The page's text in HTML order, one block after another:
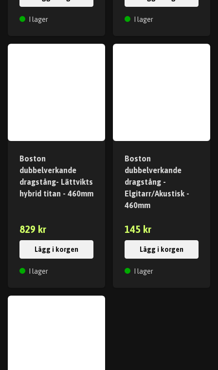
I lager I lager
Boston
dubbelverkande
dragstång- Lättvikts
hybrid titan - 460mm
829 kr
Lägg i korgen
I lager
Boston
dubbelverkande
dragstång -
Elgitarr/Akustisk -
460mm
145 kr
Lägg i korgen
I lager